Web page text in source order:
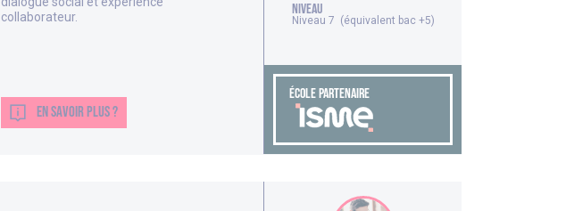
collaborateur.
EN SAVOIR PLUS ?
NIVEAU
Niveau 7 (équivalent bac +5)
ÉCOLE PARTENAIRE